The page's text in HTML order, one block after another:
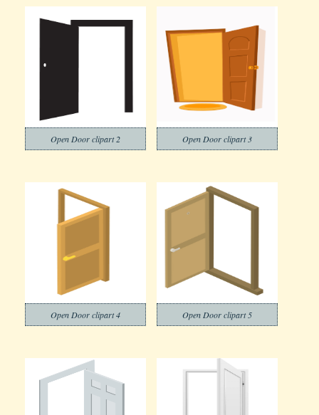
Open Door clipart 2 Open Door clipart 3
Open Door clipart 4 Open Door clipart 5